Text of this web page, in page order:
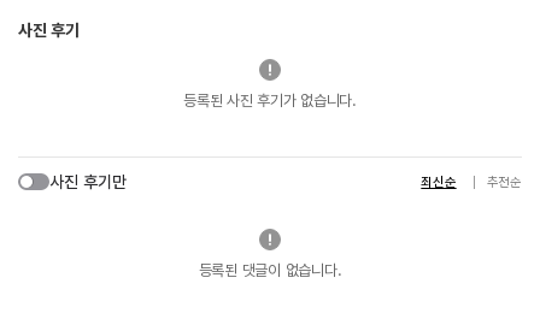
사진 후기
등록된 사진 후기가 없습니다.
사진 후기만 최신순 추천순
등록된 댓글이 없습니다.